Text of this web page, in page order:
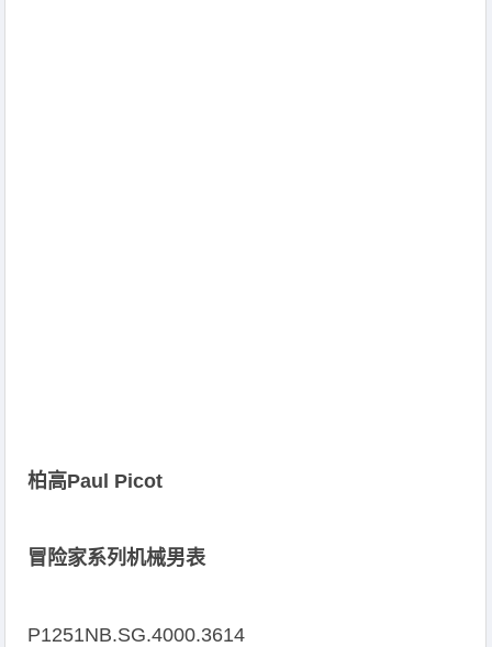
柏高Paul Picot
冒险家系列机械男表
P1251NB.SG.4000.3614